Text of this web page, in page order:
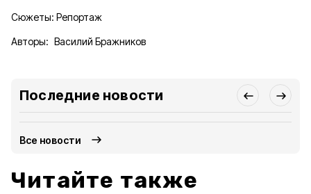
Сюжеты: Репортаж
Авторы: Василий Бражников
Последние новости
Все новости
Читайте также